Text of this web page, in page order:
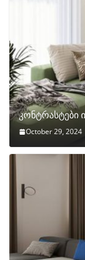
კონტრასტები
October 29, 2024